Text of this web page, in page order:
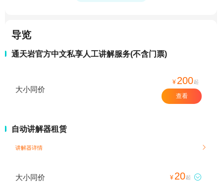
导览
通天岩官方中文私享人工讲解服务(不含门票)
大小同价
¥ 200起
查看
自动讲解器租赁
讲解器详情 
大小同价 ¥ 20起 